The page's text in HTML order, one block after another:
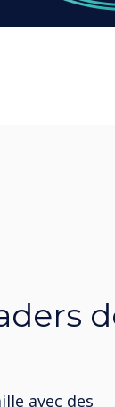
avec des